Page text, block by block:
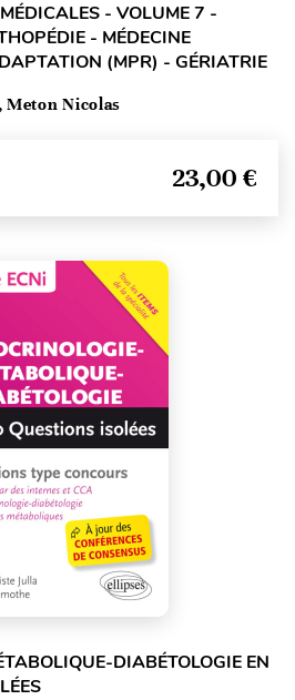
- VOLUME 7 -
- MÉDECINE
(MPR) - GÉRIATRIE
Meton Nicolas
23,00 €
DIABÉTOLOGIE EN